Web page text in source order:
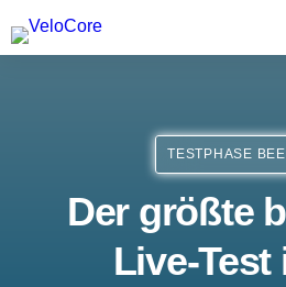
Partnerprogramm
TESTPHASE
Der größte
Live-Test